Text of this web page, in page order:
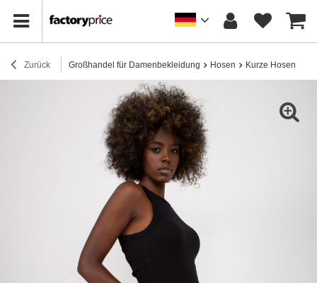
Zurück Großhandel für Damenbekleidung Hosen Kurze Hosen